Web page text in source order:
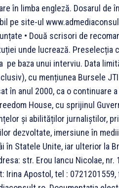
în limba engleză. Dosarul de
pe site-ul
• Două scrisori de
unde lucrează. Preselecția
pe baza unui interviu. Data
cu mențiunea Bursele
în anul 2000, ca o continuare
House, cu sprijinul
și abilităților jurnaliștilor,
dezvoltate, imersiune în
în Statele Unite, iar ulterior la
str. Erou Iancu Nicolae,
Irina Apostol, tel : 0721201559,